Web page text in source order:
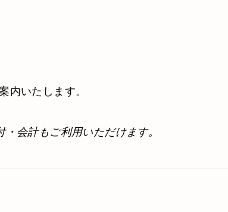
内いたします。
会計もご利用いただけます。